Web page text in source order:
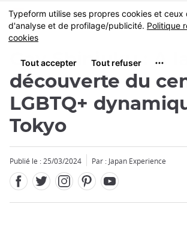
Skip
to
main
MENU
Gay Shinjuku : A la
découverte du
LGBTQ+
Tokyo
Publié le : 25/03/2024 Par : Japan Experience